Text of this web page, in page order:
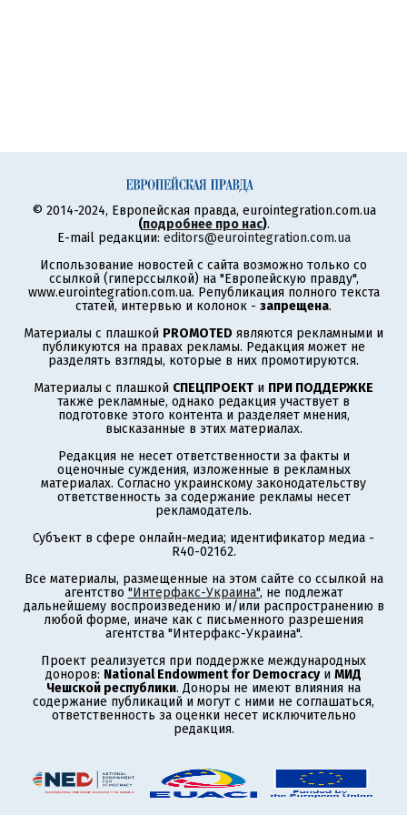
© 2014-2024, Европейская правда, eurointegration.com.ua
(подробнее про нас).
E-mail редакции: editors@eurointegration.com.ua
Использование новостей с сайта возможно только со
ссылкой (гиперссылкой) на "Европейскую правду",
www.eurointegration.com.ua. Републикация полного текста
статей, интервью и колонок - запрещена.
Материалы с плашкой PROMOTED являются рекламными и
публикуются на правах рекламы. Редакция может не
разделять взгляды, которые в них промотируются.
Материалы с плашкой СПЕЦПРОЕКТ и ПРИ ПОДДЕРЖКЕ
также рекламные, однако редакция участвует в
подготовке этого контента и разделяет мнения,
высказанные в этих материалах.
Редакция не несет ответственности за факты и
оценочные суждения, изложенные в рекламных
материалах. Согласно украинскому законодательству
ответственность за содержание рекламы несет
рекламодатель.
Субъект в сфере онлайн-медиа; идентификатор медиа -
R40-02162.
Все материалы, размещенные на этом сайте со ссылкой на
агентство "Интерфакс-Украина", не подлежат
дальнейшему воспроизведению и/или распространению в
любой форме, иначе как с письменного разрешения
агентства "Интерфакс-Украина".
Проект реализуется при поддержке международных
доноров: National Endowment for Democracyи МИД
Чешской республики. Доноры не имеют влияния на
содержание публикаций и могут с ними не соглашаться,
ответственность за оценки несет исключительно
редакция.